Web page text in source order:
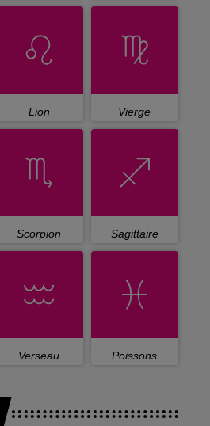
Lion Vierge
Scorpion Sagittaire
Verseau Poissons